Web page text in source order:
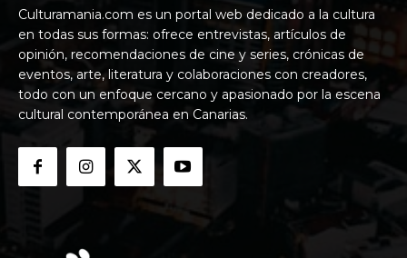
Culturamania.com es un portal web dedicado a la cultura
en todas sus formas: ofrece entrevistas, artículos de
opinión, recomendaciones de cine y series, crónicas de
eventos, arte, literatura y colaboraciones con creadores,
todo con un enfoque cercano y apasionado por la escena
cultural contemporánea en Canarias.